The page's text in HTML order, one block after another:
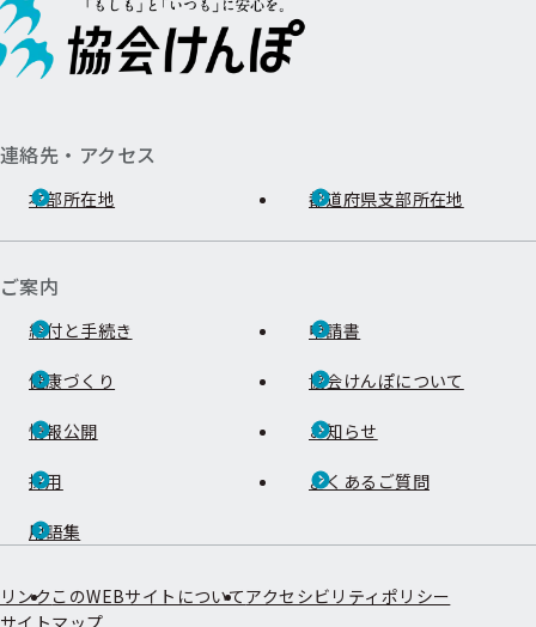
連絡先・アクセス
本部所在地 都道府県支部所在地
ご案内
給付と手続き 申請書
健康づくり 協会けんぽについて
情報公開 お知らせ
採用 よくあるご質問
用語集
リンク このWEBサイトについてアクセシビリティポリシー
サイトマップ